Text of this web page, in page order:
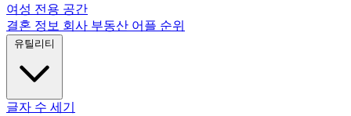
여성 전용 공간
결혼 정보 회사 부동산 어플 순위
유틸리티
글자 수 세기